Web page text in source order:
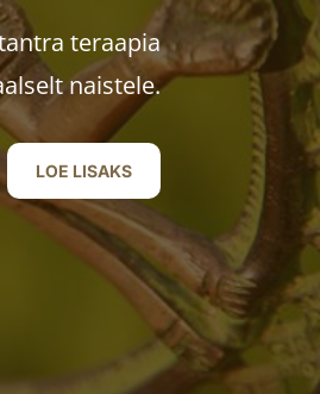
teraapia
naistele.
LOE LISAKS